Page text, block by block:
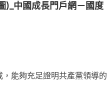
)_中國成長門戶網－國度
能夠充足證明共產黨領導的